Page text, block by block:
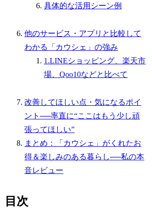
具体的な活用シーン例
他のサービス・アプリと比較して
わかる「カウシェ」の強み
1.LINEショッピング、楽天市
場、Qoo10などと比べて
改善してほしい点・気になるポイ
ント──率直に“ここはもう少し頑
張ってほしい”
まとめ：「カウシェ」がくれたお
得＆楽しみのある暮らし──私の本
音レビュー
目次